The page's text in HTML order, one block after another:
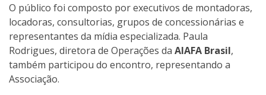
O público foi composto por executivos de montadoras,
locadoras, consultorias, grupos de concessionárias e
representantes da mídia especializada. Paula
Rodrigues, diretora de Operações da AIAFA Brasil,
também participou do encontro, representando a
Associação.